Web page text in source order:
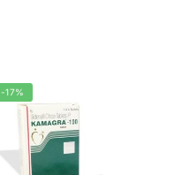
-17%